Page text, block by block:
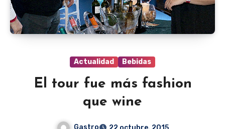
Actualidad Bebidas
El tour fue más fashion
que wine
Gastro